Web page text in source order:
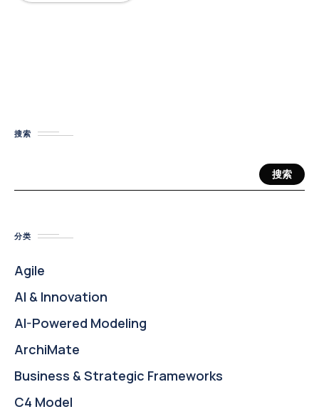
搜索
搜索
分类
Agile
AI & Innovation
AI-Powered Modeling
ArchiMate
Business & Strategic Frameworks
C4 Model